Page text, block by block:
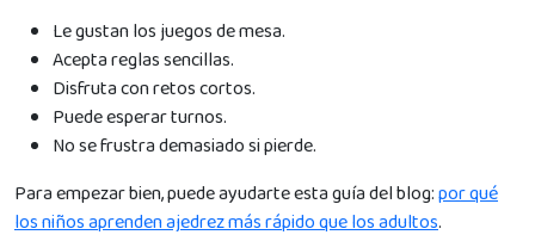
Le gustan los juegos de mesa.
Acepta reglas sencillas.
Disfruta con retos cortos.
Puede esperar turnos.
No se frustra demasiado si pierde.
Para empezar bien, puede ayudarte esta guía del blog:por qué
los niños aprenden ajedrez más rápido que los adultos.